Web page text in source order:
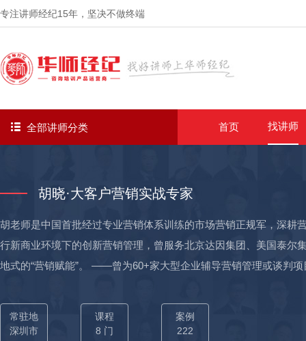
专注讲师经纪15年 ，坚决不做终端
全部讲师分类 首页 找讲师
胡晓·大客户营销实战专家
胡老师是中国首批经过专业营销体系训练的市场营销正规军，深耕
行新商业环境下的创新营销管理，曾服务北京达因集团、美国泰尔
地式的“营销赋能”。 ——曾为60+家大型企业辅导营销管理或谈判
【曾负责达因药业保健品和药品项目】； ——成果：仅用7天，完
销售额179万元，带动卖场当月突破500万业绩。带领销售团队一
常驻地
深圳市
课程
8 门
案例
222